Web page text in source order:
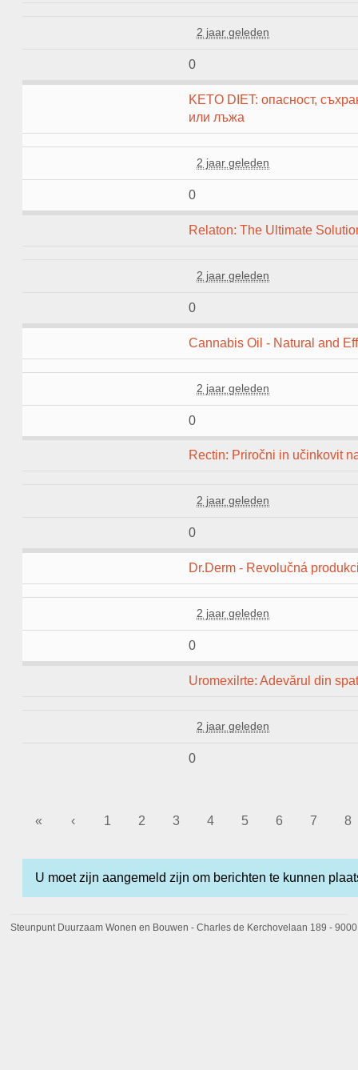
2 jaar geleden
0
KETO DIET: опасност,
или лъжа
2 jaar geleden
0
Relaton: The Ultimate
2 jaar geleden
0
Cannabis Oil - Natural and
2 jaar geleden
0
Rectin: Priročni in učinkovit
2 jaar geleden
0
Dr.Derm - Revolučná
2 jaar geleden
0
Uromexilrte: Adevărul din
2 jaar geleden
0
« ‹ 1 2 3 4 5 6 7 8
U moet zijn aangemeld zijn om berichten te kunnen
Steunpunt Duurzaam Wonen en Bouwen - Charles de Kerchovelaan 189 -